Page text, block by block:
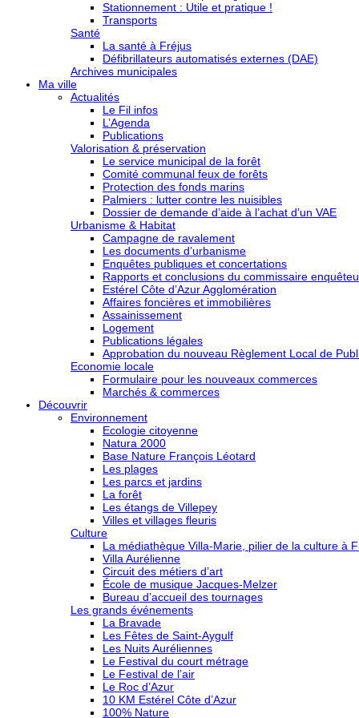
Stationnement : Utile et pratique !
Transports
Santé
La santé à Fréjus
Défibrillateurs automatisés externes (DAE)
Archives municipales
Ma ville
Actualités
Le Fil infos
L’Agenda
Publications
Valorisation & préservation
Le service municipal de la forêt
Comité communal feux de forêts
Protection des fonds marins
Palmiers : lutter contre les nuisibles
Dossier de demande d’aide à l’achat d’un VAE
Urbanisme & Habitat
Campagne de ravalement
Les documents d’urbanisme
Enquêtes publiques et concertations
Rapports et conclusions du commissaire
Estérel Côte d’Azur Agglomération
Affaires foncières et immobilières
Assainissement
Logement
Publications légales
Approbation du nouveau Règlement Local de
Economie locale
Formulaire pour les nouveaux commerces
Marchés & commerces
Découvrir
Environnement
Ecologie citoyenne
Natura 2000
Base Nature François Léotard
Les plages
Les parcs et jardins
La forêt
Les étangs de Villepey
Villes et villages fleuris
Culture
La médiathèque Villa-Marie, pilier de la culture à
Villa Aurélienne
Circuit des métiers d’art
École de musique Jacques-Melzer
Bureau d’accueil des tournages
Les grands événements
La Bravade
Les Fêtes de Saint-Aygulf
Les Nuits Auréliennes
Le Festival du court métrage
Le Festival de l’air
Le Roc d’Azur
10 KM Estérel Côte d’Azur
100% Nature